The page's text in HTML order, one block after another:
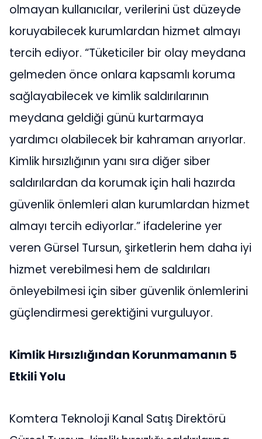
olmayan kullanıcılar, verilerini üst düzeyde
koruyabilecek kurumlardan hizmet almayı
tercih ediyor. “Tüketiciler bir olay meydana
gelmeden önce onlara kapsamlı koruma
sağlayabilecek ve kimlik saldırılarının
meydana geldiği günü kurtarmaya
yardımcı olabilecek bir kahraman arıyorlar.
Kimlik hırsızlığının yanı sıra diğer siber
saldırılardan da korumak için hali hazırda
güvenlik önlemleri alan kurumlardan hizmet
almayı tercih ediyorlar.” ifadelerine yer
veren Gürsel Tursun, şirketlerin hem daha iyi
hizmet verebilmesi hem de saldırıları
önleyebilmesi için siber güvenlik önlemlerini
güçlendirmesi gerektiğini vurguluyor.
Kimlik Hırsızlığından Korunmamanın 5
Etkili Yolu
Komtera Teknoloji Kanal Satış Direktörü